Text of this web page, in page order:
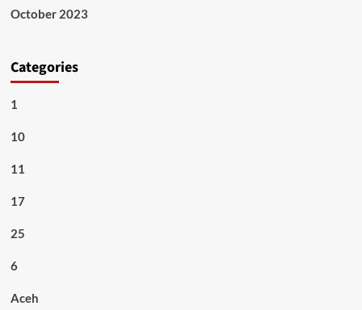
October 2023
Categories
1
10
11
17
25
6
Aceh